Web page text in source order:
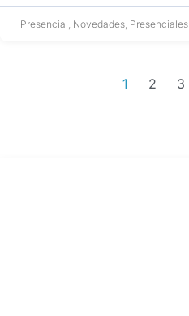
Presencial, Novedades, Presenciales
1 2 3